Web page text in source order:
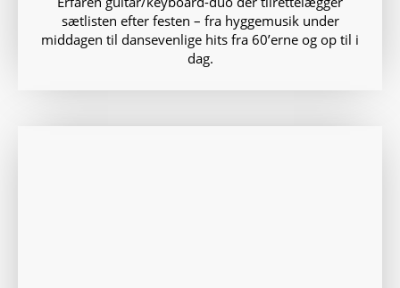
sætlisten efter festen – fra hyggemusik under
middagen til dansevenlige hits fra 60’erne og op til i
dag.